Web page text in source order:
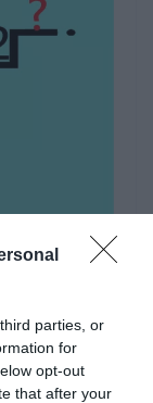
parties, or
for
opt-out
that after your